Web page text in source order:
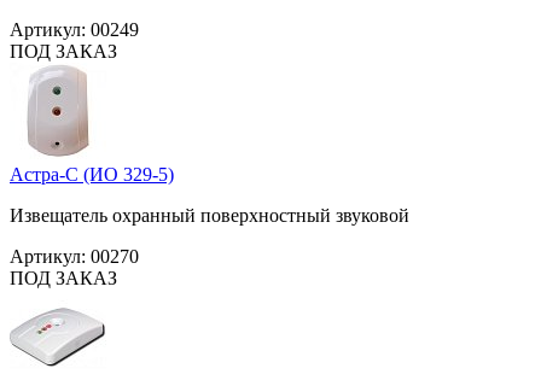
Артикул: 00249
ПОД ЗАКАЗ
Астра-С (ИО 329-5)
Извещатель охранный поверхностный звуковой
Артикул: 00270
ПОД ЗАКАЗ